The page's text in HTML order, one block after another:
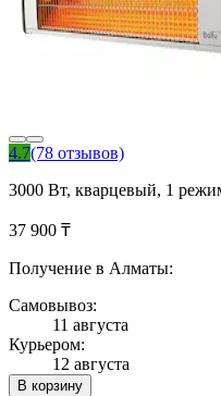
4.7(78 отзывов)
3000 Вт, кварцевый, 1
37 900 ₸
Получение в Алматы:
Самовывоз:
11 августа
Курьером:
12 августа
В корзину